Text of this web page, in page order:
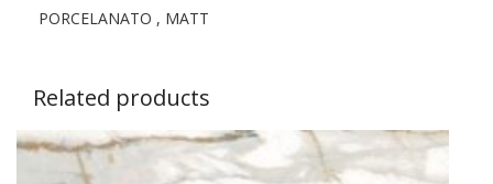
PORCELANATO , MATT
Related products